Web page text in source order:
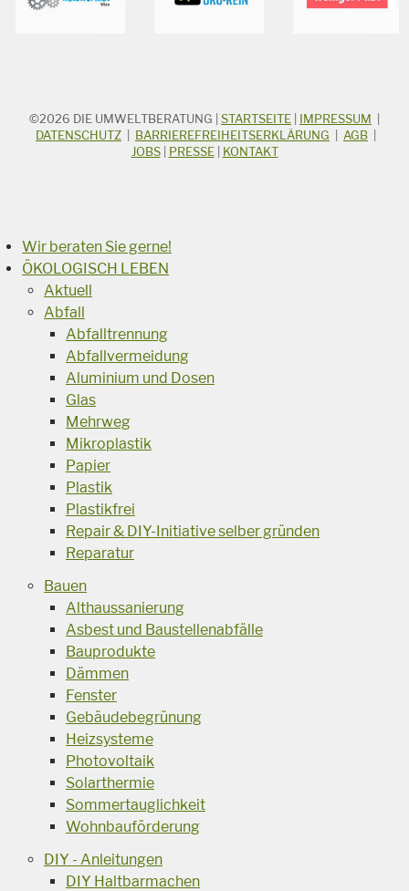
STICHWORTSUCHE
Suchbegriff
©2026 DIE UMWELTBERATUNG STARTSEITE IMPRESSUM
DATENSCHUTZ
BARRIEREFREIHEITSERKLÄRUNG AGB
JOBS| PRESSE| KONTAKT
Wir beraten Sie gerne!
ÖKOLOGISCH LEBEN
Aktuell
Abfall
Abfalltrennung
Abfallvermeidung
Aluminium und Dosen
Glas
Mehrweg
Mikroplastik
Papier
Plastik
Plastikfrei
Repair & DIY-Initiative selber gründen
Reparatur
Bauen
Althaussanierung
Asbest und Baustellenabfälle
Bauprodukte
Dämmen
Fenster
Gebäudebegrünung
Heizsysteme
Photovoltaik
Solarthermie
Sommertauglichkeit
Wohnbauförderung
DIY - Anleitungen
DIY Haltbarmachen